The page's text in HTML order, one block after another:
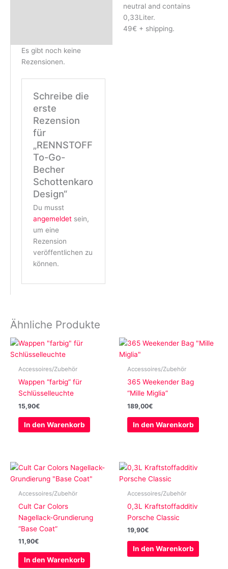
neutral and contains
0,33Liter.
49€ + shipping.
Es gibt noch keine
Rezensionen.
Schreibe die
erste
Rezension
für
„RENNSTOFF
To-Go-
Becher
Schottenkaro
Design“
Du musst
angemeldet sein,
um eine
Rezension
veröffentlichen zu
können.
Ähnliche Produkte
Accessoires/Zubehör
Wappen “farbig” für
Schlüsselleuchte
15,90€
In den Warenkorb
Accessoires/Zubehör
365 Weekender Bag
“Mille Miglia”
189,00€
In den Warenkorb
Accessoires/Zubehör
Cult Car Colors
Nagellack-Grundierung
“Base Coat”
11,90€
In den Warenkorb
Accessoires/Zubehör
0,3L Kraftstoffadditiv
Porsche Classic
19,90€
In den Warenkorb